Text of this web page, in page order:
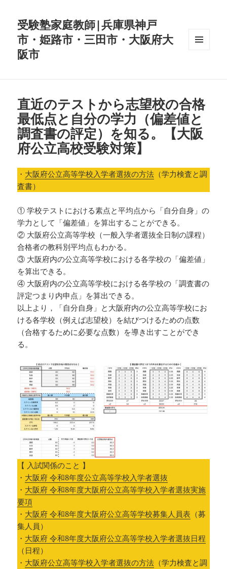
受験塾家庭教師|兵庫県神戸
市・姫路市・三田市・大阪府大
阪市
直近のテストから志望校の合格
最低点と自分の学力（偏差値と
調査書の評定）を知る。【大阪
府公立高校受験対策】
・ 大阪府公立高等学校入学者選抜の方法 （学力検査と調
査書）
① 学校テストにおける素点と平均点から「自分自身」の
学力として「偏差値」を算出することができる。
② 大阪府公立高等学校（一般入学者選抜全日制の課程）
合格者の教科別平均点もわかる。
③ 大阪府内の公立高等学校における各学校の「偏差値」
を算出できる。
④ 大阪府内の公立高等学校における各学校の「調査書の
評定つまり内申点」を算出できる。
以上より，「自分自身」と大阪府内の公立高等学校にお
ける各学校（例えば志望校）を結びつけるための点数
（合格するために必要な点数）を導き出すことができ
る。
【 入試関係のこと 】
・ 大阪府 令和8年度公立高等学校入学者選抜
・ 大阪府 令和8年度大阪府公立高等学校入学者選抜実施
要項
・ 大阪府 令和8年度大阪府公立高等学校募集人員表 （募
集人員）
・ 大阪府 令和8年度大阪府公立高等学校入学者選抜日程
（日程）
・ 大阪府公立高等学校入学者選抜の方法 （学力検査と調